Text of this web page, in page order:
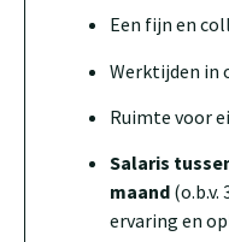
Een fijn en
Werktijden in
Ruimte voor
Salaris
maand (o.b.v.
ervaring en